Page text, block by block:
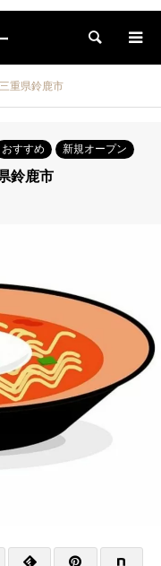
検索
重県鈴鹿市
おすすめ 新規オープン
鈴鹿市